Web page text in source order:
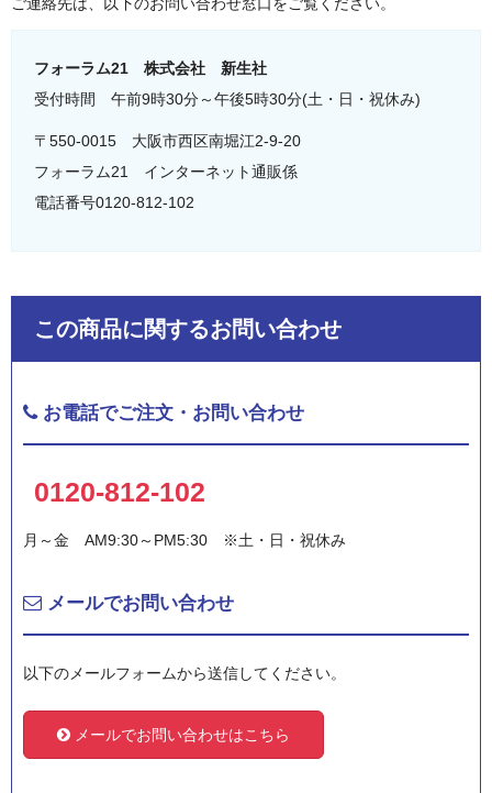
フォーラム21 株式会社 新生社
受付時間 午前9時30分～午後5時30分(土・日・祝休み)
〒550-0015 大阪市西区南堀江2-9-20
フォーラム21 インターネット通販係
電話番号0120-812-102
この商品に関するお問い合わせ
お電話でご注文・お問い合わせ
0120-812-102
月～金 AM9:30～PM5:30 ※土・日・祝休み
メールでお問い合わせ
以下のメールフォームから送信してください。
メールでお問い合わせはこちら